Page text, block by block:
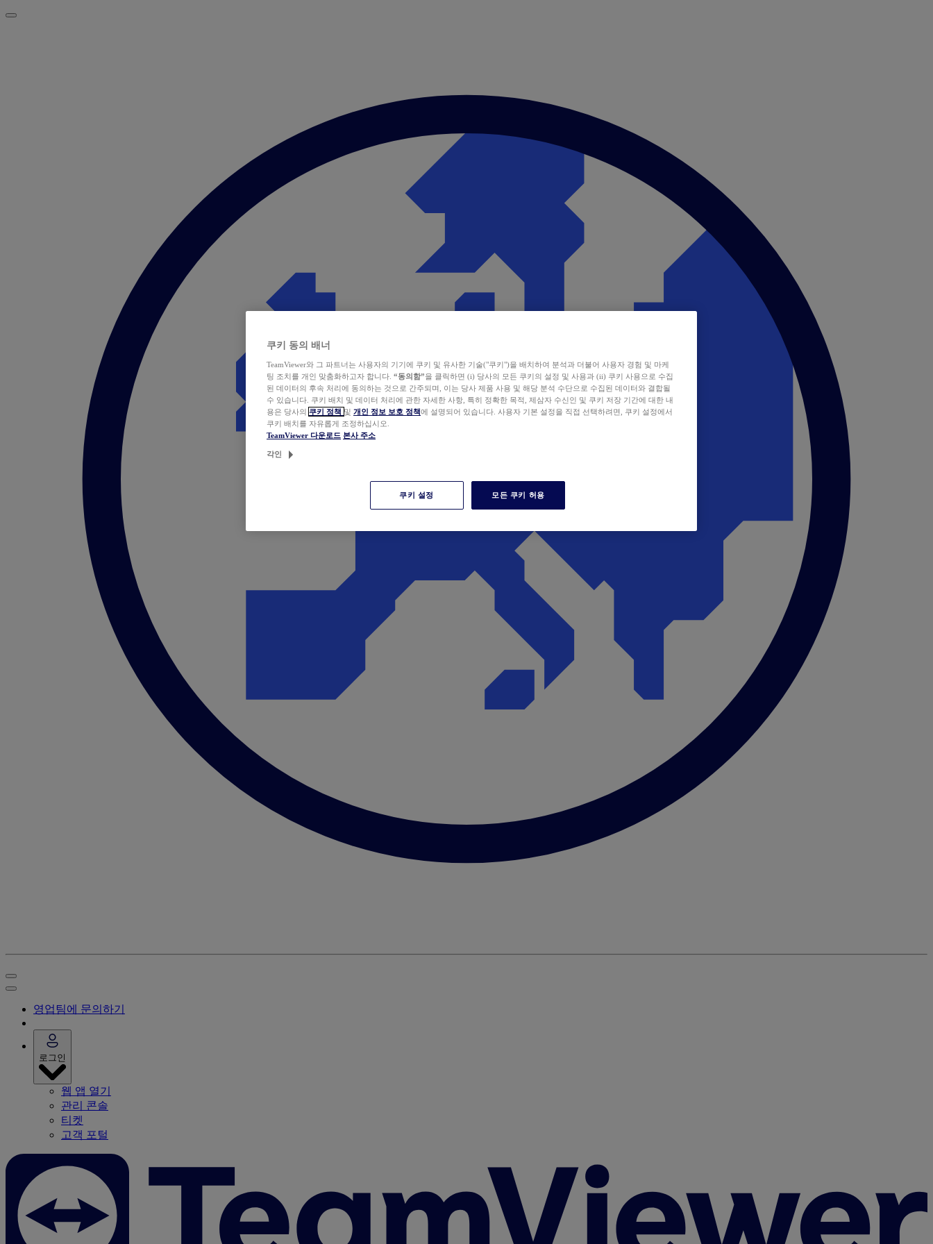
영업팀에 문의하기
로그인
웹 앱 열기
관리 콘솔
티켓
고객 포털
쿠키 동의 배너
TeamViewer와 그 파트너는 사용자의 기기에 쿠키 및 유사한 기술("쿠키")을 배치하여 분석과 더불어 사용자 경험 및 마케
팅 조치를 개인 맞춤화하고자 합니다. “동의함”을 클릭하면 (i) 당사의 모든 쿠키의 설정 및 사용과 (ii) 쿠키 사용으로 수집
된 데이터의 후속 처리에 동의하는 것으로 간주되며, 이는 당사 제품 사용 및 해당 분석 수단으로 수집된 데이터와 결합될
수 있습니다. 쿠키 배치 및 데이터 처리에 관한 자세한 사항, 특히 정확한 목적, 제삼자 수신인 및 쿠키 저장 기간에 대한 내
용은 당사의 쿠키 정책 및 개인 정보 보호 정책에 설명되어 있습니다. 사용자 기본 설정을 직접 선택하려면, 쿠키 설정에서
쿠키 배치를 자유롭게 조정하십시오.
TeamViewer 다운로드 본사 주소
각인
쿠키 설정 모든 쿠키 허용